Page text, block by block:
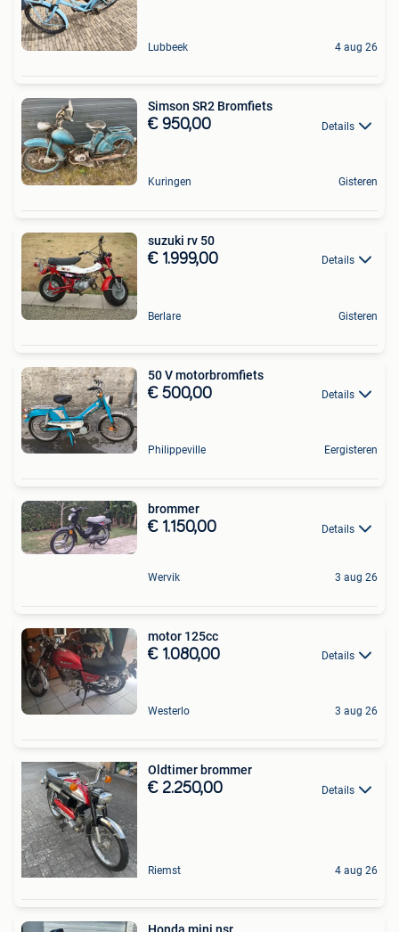
Lubbeek 4 aug 26
Simson SR2 Bromfiets
€ 950,00 Details
Kuringen Gisteren
suzuki rv 50
€ 1.999,00 Details
Berlare Gisteren
50 V motorbromfiets
€ 500,00 Details
Philippeville Eergisteren
brommer
€ 1.150,00 Details
Wervik 3 aug 26
motor 125cc
€ 1.080,00 Details
Westerlo 3 aug 26
Oldtimer brommer
€ 2.250,00 Details
Riemst 4 aug 26